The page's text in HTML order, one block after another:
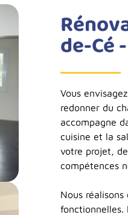
de-Cé
Vous
redonner du
accompagne
cuisine et la
votre projet,
compétences
Nous
fonctionnelles.